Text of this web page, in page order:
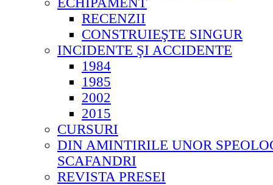
RECENZII
CONSTRUIEŞTE SINGUR
INCIDENTE ŞI ACCIDENTE
1984
1985
2002
2015
CURSURI
DIN AMINTIRILE UNOR
SCAFANDRI
REVISTA PRESEI